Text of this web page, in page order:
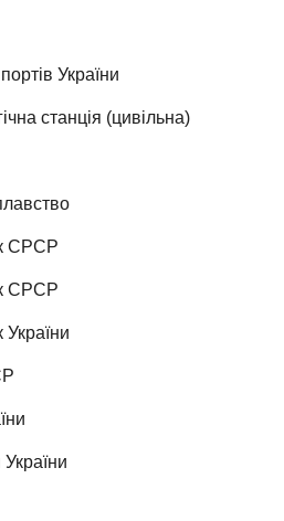
України
станція (цивільна)
СРСР
СРСР